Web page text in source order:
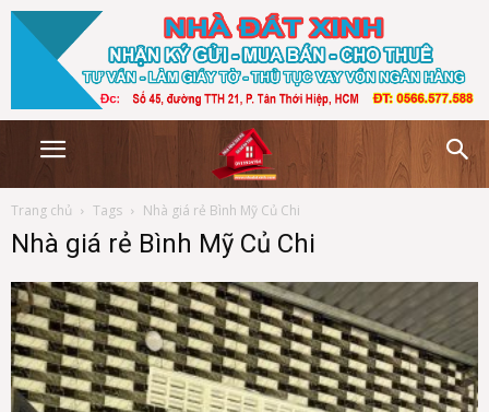
Trang chủ Tags Nhà giá rẻ Bình Mỹ Củ Chi
Nhà giá rẻ Bình Mỹ Củ Chi